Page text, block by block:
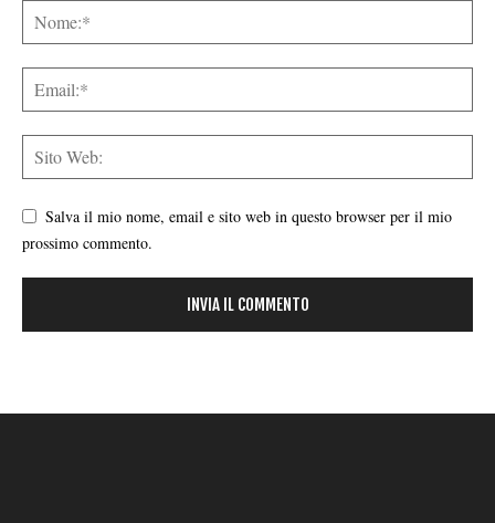
Salva il mio nome, email e sito web in questo browser per il mio
prossimo commento.